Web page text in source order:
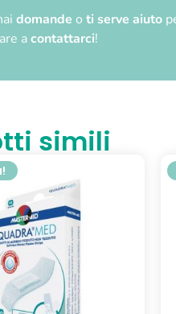
domande o ti serve aiuto
acontattarci!
simili